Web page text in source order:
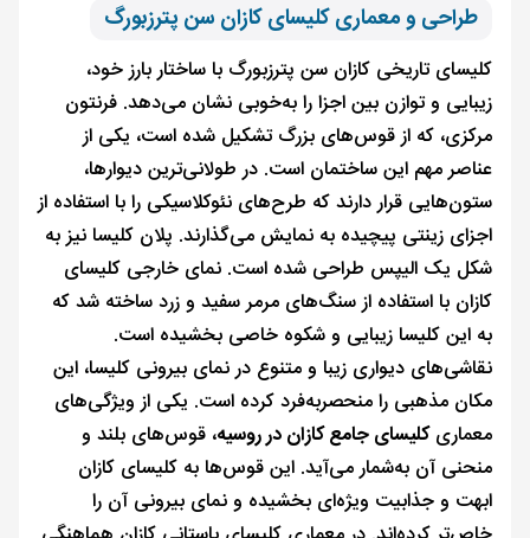
طراحی و معماری کلیسای کازان سن پترزبورگ
کلیسای تاریخی کازان سن پترزبورگ با ساختار بارز خود،
زیبایی و توازن بین اجزا را به‌خوبی نشان می‌دهد. فرنتون
مرکزی، که از قوس‌های بزرگ تشکیل شده است، یکی از
عناصر مهم این ساختمان است. در طولانی‌ترین دیوارها،
ستون‌هایی قرار دارند که طرح‌های نئوکلاسیکی را با استفاده از
اجزای زینتی پیچیده به نمایش می‌گذارند. پلان کلیسا نیز به
شکل یک الیپس طراحی شده است. نمای خارجی کلیسای
کازان با استفاده از سنگ‌های مرمر سفید و زرد ساخته شد که
به این کلیسا زیبایی و شکوه خاصی بخشیده است.
نقاشی‌های دیواری زیبا و متنوع در نمای بیرونی کلیسا، این
مکان مذهبی را منحصر‌به‌فرد کرده است. یکی از ویژگی‌های
معماریکلیسای جامع کازان در روسیه، قوس‌های بلند و
منحنی آن به‌شمار می‌آید. این قوس‌ها به کلیسای کازان
ابهت و جذابیت ویژه‌ای بخشیده‌ و نمای بیرونی آن را